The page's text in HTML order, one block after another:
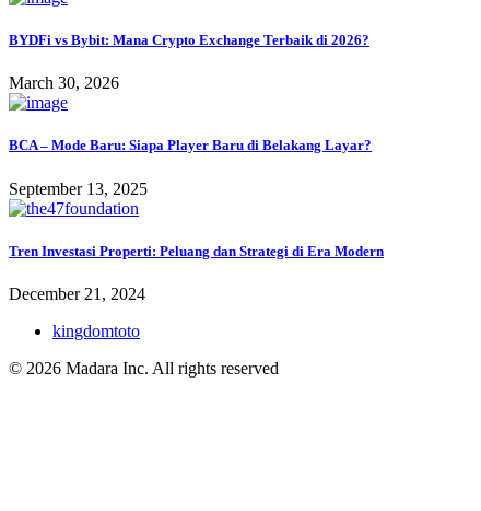
BYDFi vs Bybit: Mana Crypto Exchange Terbaik di 2026?
March 30, 2026
BCA – Mode Baru: Siapa Player Baru di Belakang Layar?
September 13, 2025
Tren Investasi Properti: Peluang dan Strategi di Era Modern
December 21, 2024
kingdomtoto
© 2026 Madara Inc. All rights reserved